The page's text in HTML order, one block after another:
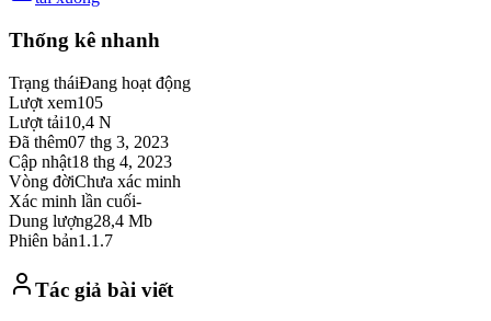
Thống kê nhanh
Trạng tháiĐang hoạt động
Lượt xem105
Lượt tải10,4 N
Đã thêm07 thg 3, 2023
Cập nhật18 thg 4, 2023
Vòng đờiChưa xác minh
Xác minh lần cuối-
Dung lượng28,4 Mb
Phiên bản1.1.7
Tác giả bài viết